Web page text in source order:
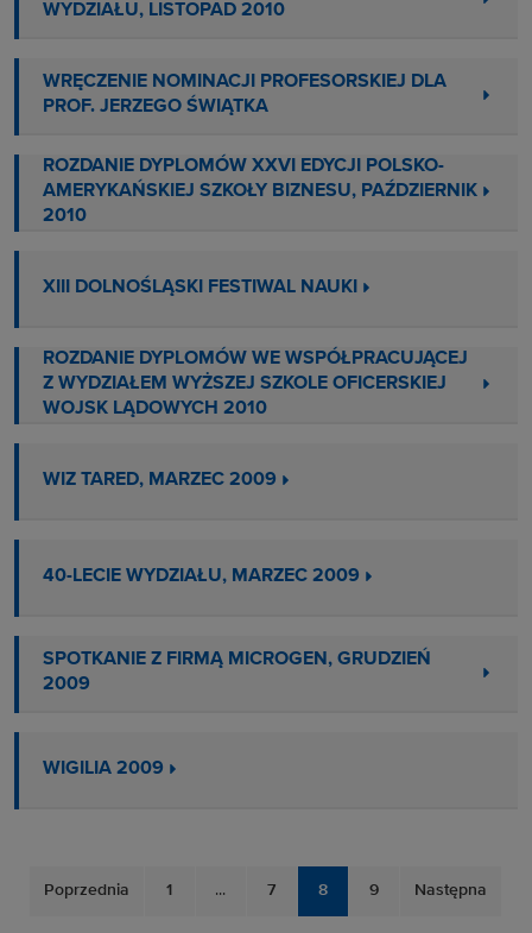
WYDZIAŁU, LISTOPAD 2010
WRĘCZENIE NOMINACJI PROFESORSKIEJ DLA
PROF. JERZEGO ŚWIĄTKA
ROZDANIE DYPLOMÓW XXVI EDYCJI POLSKO-
AMERYKAŃSKIEJ SZKOŁY BIZNESU, PAŹDZIERNIK
2010
XIII DOLNOŚLĄSKI FESTIWAL NAUKI
ROZDANIE DYPLOMÓW WE WSPÓŁPRACUJĄCEJ
Z WYDZIAŁEM WYŻSZEJ SZKOLE OFICERSKIEJ
WOJSK LĄDOWYCH 2010
WIZ TARED, MARZEC 2009
40-LECIE WYDZIAŁU, MARZEC 2009
SPOTKANIE Z FIRMĄ MICROGEN, GRUDZIEŃ
2009
WIGILIA 2009
Poprzednia 1 ... 7 8 9 Następna